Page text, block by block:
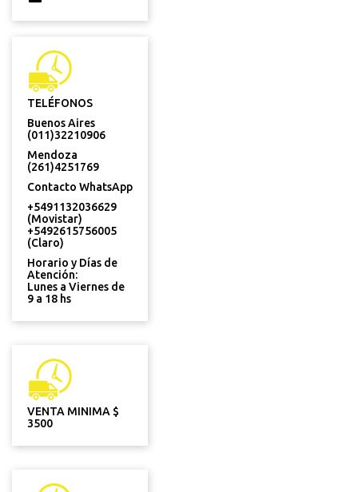
TELÉFONOS
Buenos Aires
(011)32210906
Mendoza
(261)4251769
Contacto WhatsApp
+5491132036629
(Movistar)
+5492615756005
(Claro)
Horario y Días de
Atención:
Lunes a Viernes de
9 a 18 hs
VENTA MINIMA $
3500